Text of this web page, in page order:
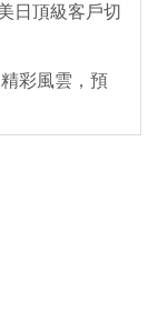
日頂級客戶切
彩風雲，預